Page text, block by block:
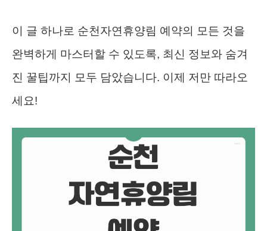
이 글 하나로 순천자연휴양림 예약의 모든 것을
완벽하게 마스터할 수 있도록, 최신 정보와 숨겨
진 꿀팁까지 모두 담았습니다. 이제 저만 따라오
세요!